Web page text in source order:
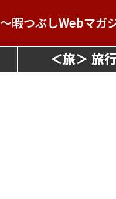
～暇つぶしWebマガ
＜旅＞